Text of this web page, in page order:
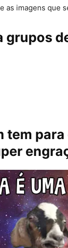
as imagens que
grupos
tem